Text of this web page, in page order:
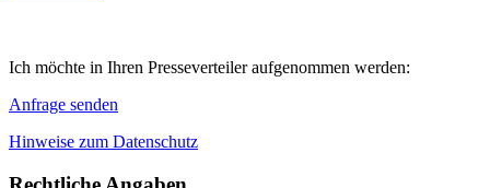
Ich möchte in Ihren Presseverteiler aufgenommen werden:
Anfrage senden
Hinweise zum Datenschutz